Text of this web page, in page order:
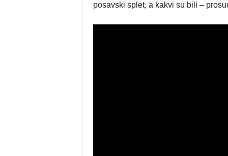
posavski splet, a kakvi su bili –